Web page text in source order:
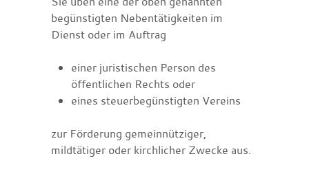
begünstigten Nebentätigkeiten im
Dienst oder im Auftrag
einer juristischen Person des
öffentlichen Rechts oder
eines steuerbegünstigten Vereins
zur Förderung gemeinnütziger,
mildtätiger oder kirchlicher Zwecke aus.